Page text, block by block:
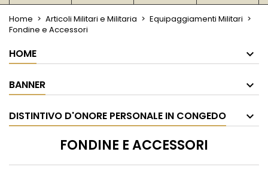
Home Articoli Militari e Militaria
Equipaggiamenti Militari
Fondine e Accessori
HOME
BANNER
DISTINTIVO D'ONORE PERSONALE IN CONGEDO
FONDINE E ACCESSORI